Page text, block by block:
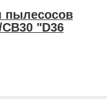
пылесосов
"D36